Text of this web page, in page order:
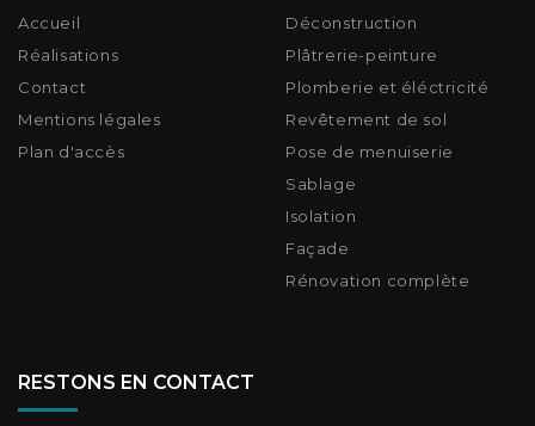
Accueil
Réalisations
Contact
Mentions légales
Plan d'accès
Déconstruction
Plâtrerie-peinture
Plomberie et éléctricité
Revêtement de sol
Pose de menuiserie
Sablage
Isolation
Façade
Rénovation complète
RESTONS EN CONTACT